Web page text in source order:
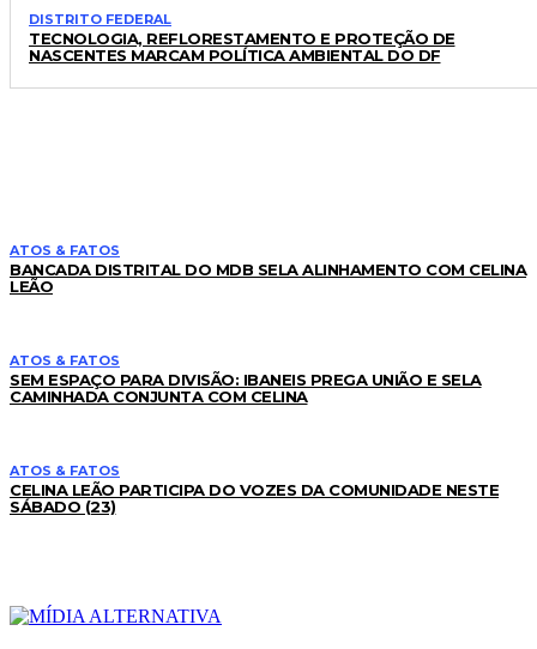
DISTRITO FEDERAL
TECNOLOGIA, REFLORESTAMENTO E PROTEÇÃO DE
NASCENTES MARCAM POLÍTICA AMBIENTAL DO DF
ATOS & FATOS
BANCADA DISTRITAL DO MDB SELA ALINHAMENTO COM CELINA
LEÃO
ATOS & FATOS
SEM ESPAÇO PARA DIVISÃO: IBANEIS PREGA UNIÃO E SELA
CAMINHADA CONJUNTA COM CELINA
ATOS & FATOS
CELINA LEÃO PARTICIPA DO VOZES DA COMUNIDADE NESTE
SÁBADO (23)